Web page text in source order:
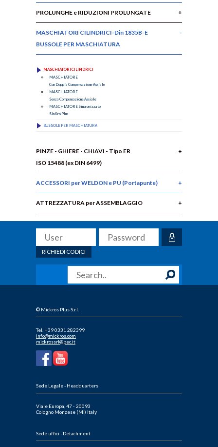
PROLUNGHE e RIDUZIONI PROLUNGATE
MASCHIATORI CILINDRICI-Din 1835B-E
BUSSOLE PER MASCHIATURA
MASCHIATORI CILINDRICI
MASCHIATORE
Con Doppia Compensazione Assiale
MASCHIATORE
Senza Compensazione Assiale
MASCHIATORE Sincronizzato
SinKro Plus
BUSSOLE PER MASCHIATURA
PINZE - GHIERE - CHIAVI - Tipo ER
ISO 15488 (ex DIN 6499)
ACCESSORI per WELDON e PU (Portapunte)
ATTREZZATURA per ASSEMBLAGGIO
RICHIEDI CODICI
© Mickros Plus S.r.l.
Tel. +39 0331 282399
info@mickros.com
mickrossrl@pec.it
Sede Legale - Headquarters
Viale Europa, 47 - 20093
Cologno Monzese (MI) Italy
Sede uffici - Detachment